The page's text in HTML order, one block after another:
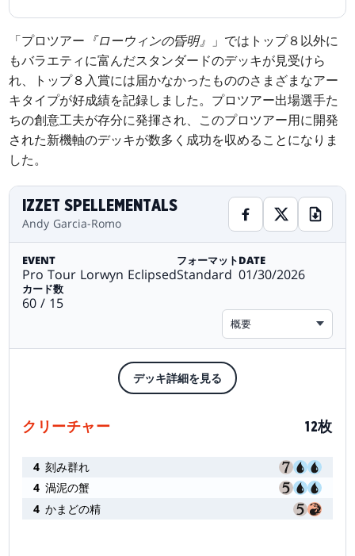
「プロツアー 『ローウィンの昏明』 」ではトップ８以外に
もバラエティに富んだスタンダードのデッキが見受けら
れ、トップ８入賞には届かなかったもののさまざまなアー
キタイプが好成績を記録しました。プロツアー出場選手た
ちの創意工夫が存分に発揮され、このプロツアー用に開発
された新機軸のデッキが数多く成功を収めることになりま
した。
IZZET SPELLEMENTALS
Andy Garcia-Romo
EVENT
Pro Tour Lorwyn Eclipsed
フォーマット
Standard
DATE
01/30/2026
カード数
60 / 15
概要
デッキ詳細を見る
クリーチャー 12枚
4 刻み群れ
4 渦泥の蟹
4 かまどの精